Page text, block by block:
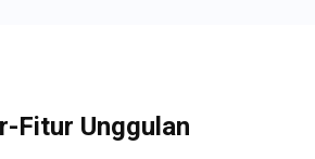
Fitur Unggulan